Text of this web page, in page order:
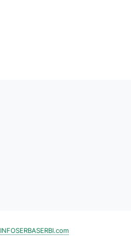
INFOSERBASERBI.com